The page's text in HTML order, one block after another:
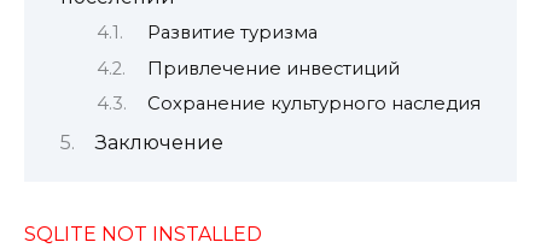
Развитие туризма
Привлечение инвестиций
Сохранение культурного наследия
Заключение
SQLITE NOT INSTALLED